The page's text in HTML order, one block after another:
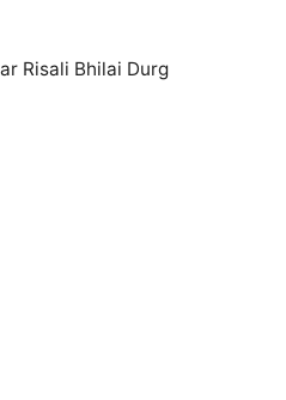
Risali Bhilai Durg